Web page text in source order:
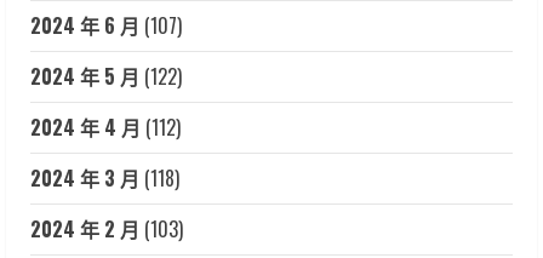
2024 年 6 月 (107)
2024 年 5 月 (122)
2024 年 4 月 (112)
2024 年 3 月 (118)
2024 年 2 月 (103)